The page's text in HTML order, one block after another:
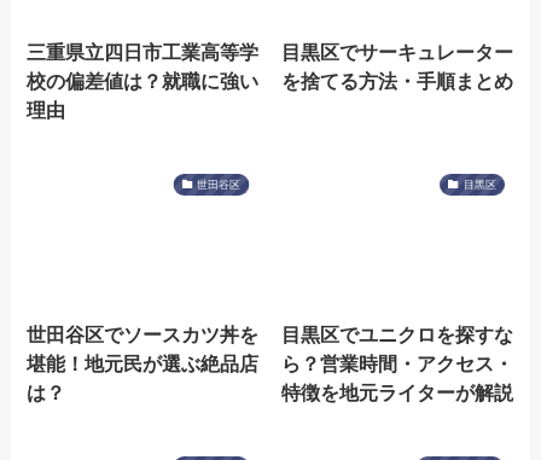
三重県立四日市工業高等学
校の偏差値は？就職に強い
理由
目黒区でサーキュレーター
を捨てる方法・手順まとめ
世田谷区
世田谷区でソースカツ丼を
堪能！地元民が選ぶ絶品店
は？
目黒区
目黒区でユニクロを探すな
ら？営業時間・アクセス・
特徴を地元ライターが解説